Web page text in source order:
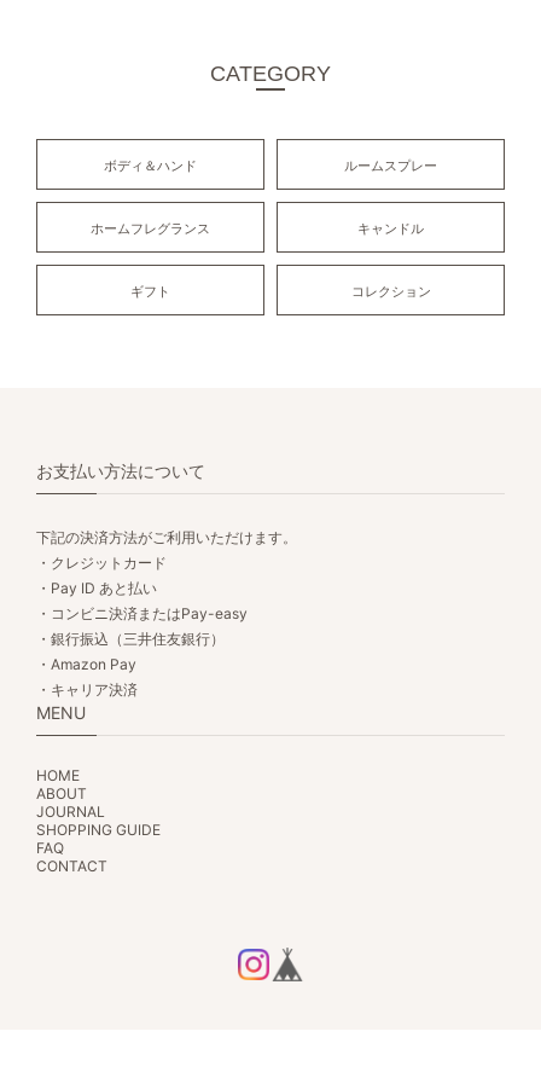
CATEGORY
ボディ＆ハンド ルームスプレー
ホームフレグランス キャンドル
ギフト コレクション
お支払い方法について
下記の決済方法がご利用いただけます。
・クレジットカード
・Pay ID あと払い
・コンビニ決済またはPay-easy
・銀行振込（三井住友銀行）
・Amazon Pay
・キャリア決済
MENU
HOME
ABOUT
JOURNAL
SHOPPING GUIDE
FAQ
CONTACT